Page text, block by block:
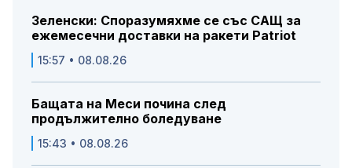
Зеленски: Споразумяхме се със САЩ за
ежемесечни доставки на ракети Patriot
15:57 • 08.08.26
Бащата на Меси почина след
продължително боледуване
15:43 • 08.08.26